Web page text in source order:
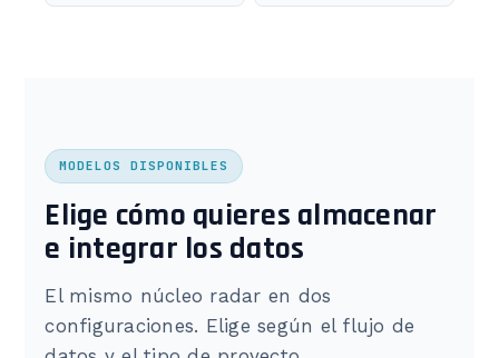
MODELOS DISPONIBLES
Elige cómo quieres almacenar
e integrar los datos
El mismo núcleo radar en dos
configuraciones. Elige según el flujo de